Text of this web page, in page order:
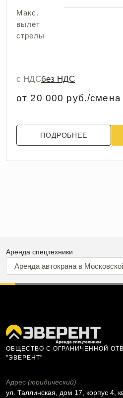
Макс.
вылет
стрелы
с НДСбез НДС
от 20 000 руб./смена
ПОДРОБНЕЕ
Аренда спецтехники
Аренда автокрана в
ОБЩЕСТВО С ОГРАНИЧЕННОЙ
"ЭВЕРЕНТ"
Адрес (юридический)
ул. Таллинская, дом 17, корпус 4,